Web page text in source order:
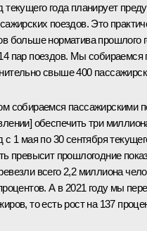
текущего года планирует
поездов. Это
больше норматива прошлого
пар поездов. Мы собираемся
свыше 400
собираемся пассажирскими
обеспечить три
с 1 мая по 30 сентября
превысит прошлогодние
всего 2,2 миллиона
А в 2021 году мы
то есть рост на 137